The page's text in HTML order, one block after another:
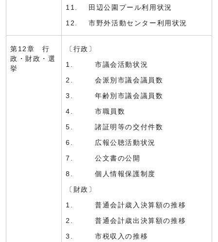
11. 田辺公園プール利用状況
12. 市野外活動センター利用状況
第12章 行
政・財政・選
挙
〔行政〕
1. 市議会活動状況
2. 会派別市議会議員数
3. 年齢別市議会議員数
4. 市職員数
5. 諸証明等の交付件数
6. 広報公聴活動状況
7. 公文書の公開
8. 個人情報保護制度
〔財政〕
1. 普通会計歳入決算額の推移
2. 普通会計歳出決算額の推移
3. 市税収入の推移